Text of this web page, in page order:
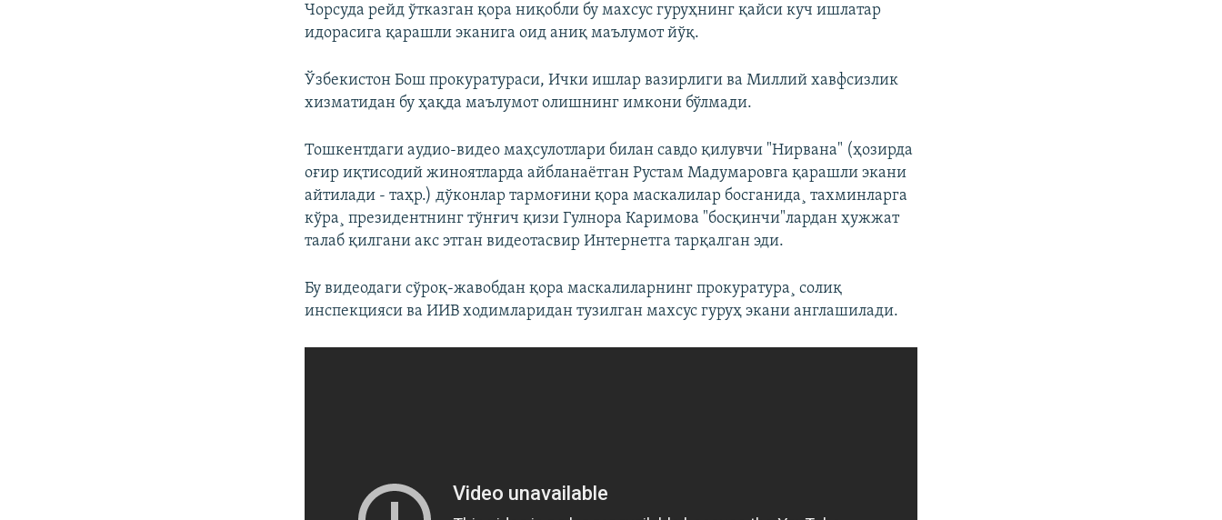
Чорсуда рейд ўтказган қора ниқобли бу махсус гуруҳнинг қайси куч ишлатар
идорасига қарашли эканига оид аниқ маълумот йўқ.
Ўзбекистон Бош прокуратураси, Ички ишлар вазирлиги ва Миллий хавфсизлик
хизматидан бу ҳақда маълумот олишнинг имкони бўлмади.
Тошкентдаги аудио-видео маҳсулотлари билан савдо қилувчи "Нирвана" (ҳозирда
оғир иқтисодий жиноятларда айбланаëтган Рустам Мадумаровга қарашли экани
айтилади - таҳр.) дўконлар тармоғини қора маскалилар босганида¸ тахминларга
кўра¸ президентнинг тўнғич қизи Гулнора Каримова "босқинчи"лардан ҳужжат
талаб қилгани акс этган видеотасвир Интернетга тарқалган эди.
Бу видеодаги сўроқ-жавобдан қора маскалиларнинг прокуратура¸ солиқ
инспекцияси ва ИИВ ходимларидан тузилган махсус гуруҳ экани англашилади.